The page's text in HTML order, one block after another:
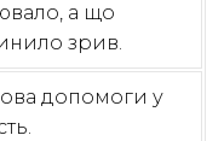
а що
зрив.
допомоги у